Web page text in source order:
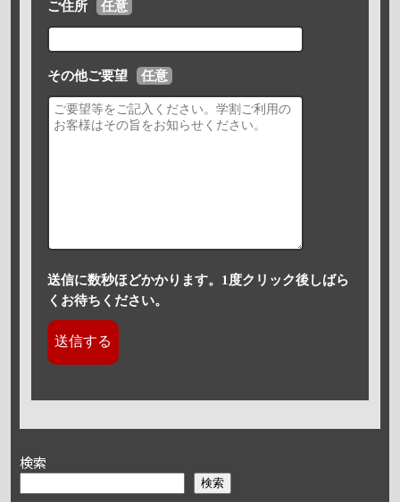
ご住所 任意
その他ご要望 任意
送信に数秒ほどかかります。1度クリック後しばら
くお待ちください。
検索
検索